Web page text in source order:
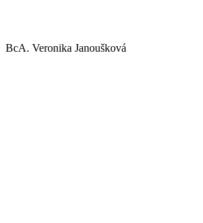
BcA. Veronika Janoušková